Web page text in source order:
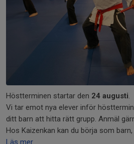
Höstterminen startar den 24 augusti.
Vi tar emot nya elever inför
ditt barn att hitta rätt grupp. Anmäl
Hos Kaizenkan kan du börja som